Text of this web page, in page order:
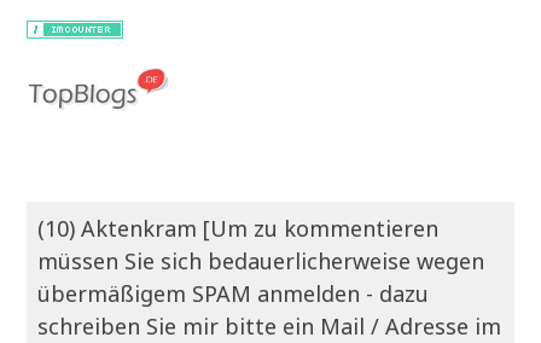
(10) Aktenkram [Um zu kommentieren
müssen Sie sich bedauerlicherweise wegen
übermäßigem SPAM anmelden - dazu
schreiben Sie mir bitte ein Mail / Adresse im